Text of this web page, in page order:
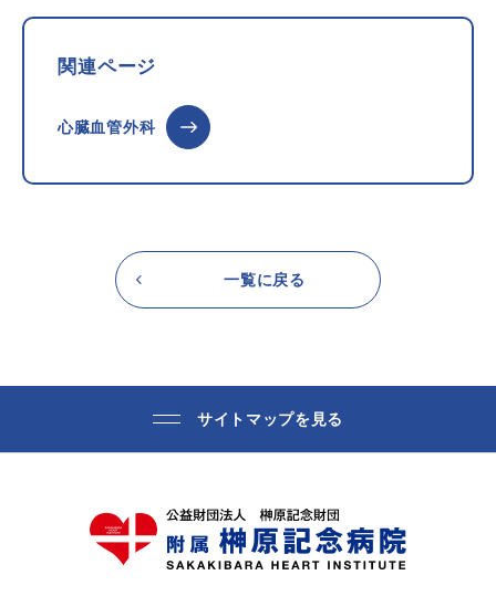
関連ページ
心臓血管外科
一覧に戻る
サイトマップを見る